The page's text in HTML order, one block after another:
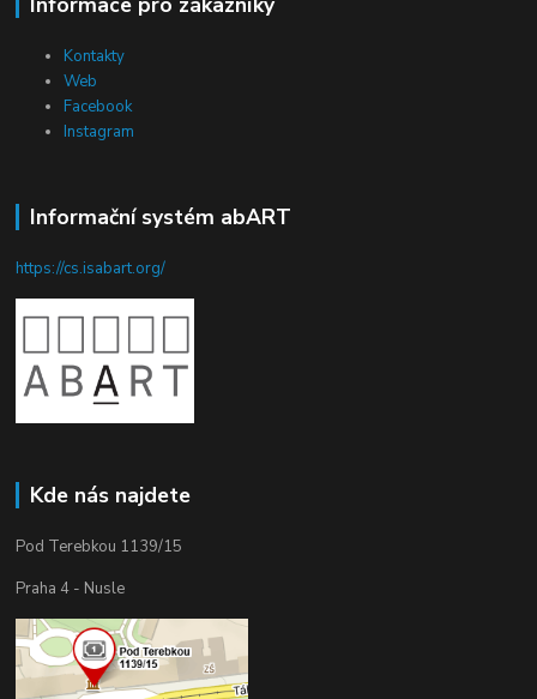
Kontakty
Web
Facebook
Instagram
Informační systém abART
https://cs.isabart.org/
Kde nás najdete
Pod Terebkou 1139/15
Praha 4 - Nusle